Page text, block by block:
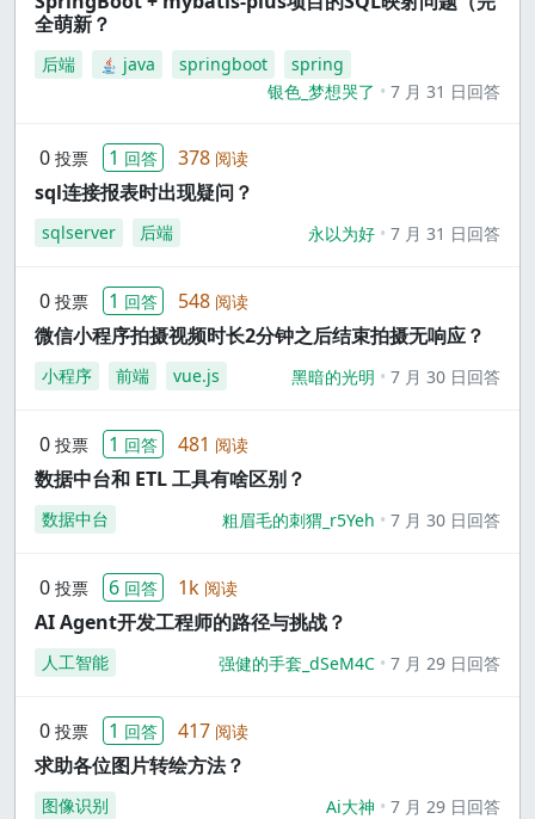
全萌新？
后端 java springboot
spring
银色_梦想哭了
7 月 31 日回答
0 投票 1 回答 378 阅读
sql连接报表时出现疑问？
sqlserver 后端 永以为好 7 月 31 日回答
0 投票 1 回答 548 阅读
微信小程序拍摄视频时长2分钟之后结束拍摄无响应？
小程序 前端 vue.js 黑暗的光明 7 月 30 日回答
0 投票 1 回答 481 阅读
数据中台和 ETL 工具有啥区别？
数据中台 粗眉毛的刺猬_r5Yeh 7 月 30 日回答
0 投票 6 回答 1k 阅读
AI Agent开发工程师的路径与挑战？
人工智能 强健的手套_dSeM4C 7 月 29 日回答
0 投票 1 回答 417 阅读
求助各位图片转绘方法？
图像识别 Ai大神 7 月 29 日回答